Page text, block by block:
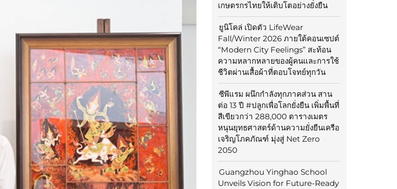
เกษตรกรไทยให้เติบโตอย่างยั่งยืน
ยูนิโคล่ เปิดตัว LifeWear
Fall/Winter 2026 ภายใต้คอนเซปต์
“Modern City Feelings” สะท้อน
ความหลากหลายของผู้คนและการใช้
ชีวิตผ่านเสื้อผ้าที่ตอบโจทย์ทุกวัน
ซีพีแรม ผนึกกำลังทุกภาคส่วน สาน
ต่อ 13 ปี #ปลูกเพื่อโลกยั่งยืน เพิ่มพื้นที่
สีเขียวกว่า 288,000 ตารางเมตร
หนุนยุทธศาสตร์ด้านความยั่งยืนเครือ
เจริญโภคภัณฑ์ มุ่งสู่ Net Zero
2050
Guangzhou Yinghao School
Unveils Vision for Future-Ready